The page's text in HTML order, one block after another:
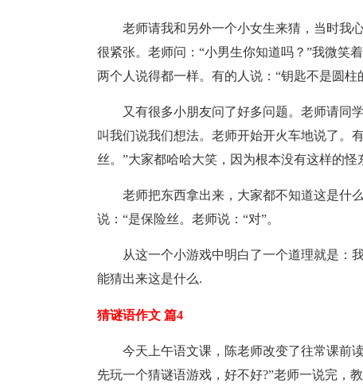
老师请我和另外一个小女生来猜，当时我
很紧张。老师问：“小男生你知道吗？”我微笑
两个人说得都一样。有的人说：“钥匙不是圆
又有很多小朋友问了好多问题。老师请同
叫我们说我们想法。老师开始开火车地说了。
丝。”大家都哈哈大笑，因为根本没有这样的怪
老师把东西拿出来，大家都不知道这是什
说：“是保险丝。老师说：“对”。
从这一个小游戏中明白了一个道理就是：
能猜出来这是什么.
猜谜语作文 篇4
今天上午语文课，陈老师改变了往常课前
先玩一个猜谜语游戏，好不好?”老师一说完，